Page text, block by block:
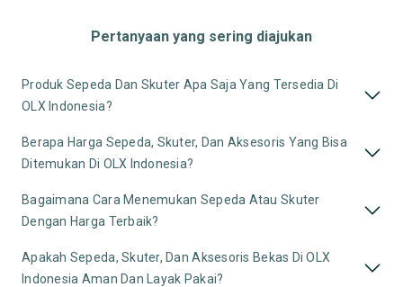
Pertanyaan yang sering diajukan
Produk Sepeda Dan Skuter Apa Saja Yang Tersedia Di
OLX Indonesia?
Berapa Harga Sepeda, Skuter, Dan Aksesoris Yang Bisa
Ditemukan Di OLX Indonesia?
Bagaimana Cara Menemukan Sepeda Atau Skuter
Dengan Harga Terbaik?
Apakah Sepeda, Skuter, Dan Aksesoris Bekas Di OLX
Indonesia Aman Dan Layak Pakai?